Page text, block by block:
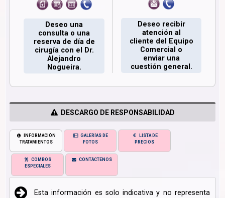
Deseo una
consulta o una
reserva de día de
cirugía con el Dr.
Alejandro
Nogueira.
Deseo recibir
atención al
cliente del Equipo
Comercial o
enviar una
cuestión general.
DESCARGO DE RESPONSABILIDAD
INFORMACIÓN
TRATAMIENTOS
GALERÍAS DE
FOTOS
LISTA DE
PRECIOS
COMBOS
ESPECIALES
CONTÁCTENOS
Esta información es solo indicativa y no representa